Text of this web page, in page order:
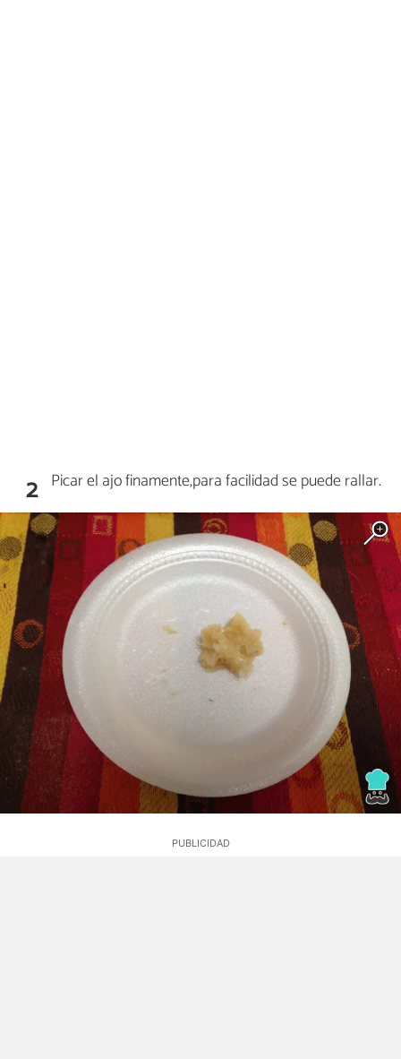
2 Picar el ajo finamente,para facilidad se puede rallar.